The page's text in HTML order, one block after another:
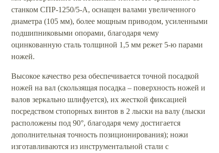
станком СПР-1250/5-А, оснащен валами увеличенного
диаметра (105 мм), более мощным приводом, усиленными
подшипниковыми опорами, благодаря чему
оцинкованную сталь толщиной 1,5 мм режет 5-ю парами
ножей.
Высокое качество реза обеспечивается точной посадкой
ножей на вал (скользящая посадка – поверхность ножей и
валов зеркально шлифуется), их жесткой фиксацией
посредством стопорных винтов в 2 лыски на валу (лыски
расположены под 90°, благодаря чему достигается
дополнительная точность позиционирования); ножи
изготавливаются из инструментальной стали с